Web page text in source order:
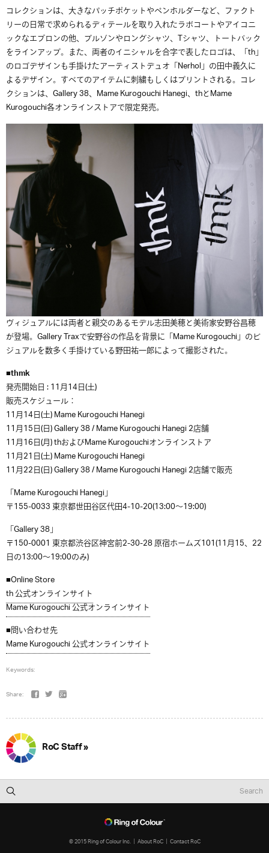
コレクションは、大きなパッチポケットやペンホルダーなど、ファクト
リーの日常で求められるディテールを取り入れたラボコートやアイコニ
ックなエプロンの他、ブルゾンやロングシャツ、Tシャツ、トートバック
をラインアップ。また、両者のイニシャルを合字で表したロゴは、「th」
のロゴデザインも手掛けたアーティストデュオ「Nerhol」の田中義久に
よるデザイン。すべてのアイテムに刺繍もしくはプリントされる。コレ
クションは、Gallery 38、Mame Kurogouchi Hanegi、thとMame
Kurogouchi各オンラインストアで限定発売。
ヴィジュアルには両者と親交のあるモデル志田美穂と美術家安野谷昌穂
が登場。Gallery Traxで安野谷の作品を背景に「Mame Kurogouchi」のビ
ジュアルを数多く手掛けている野田祐一郎によって撮影された。
■thmk
発売開始日 : 11月14日(土)
販売スケジュール：
11月14日(土) Mame Kurogouchi Hanegi
11月15日(日) Gallery 38 / Mame Kurogouchi Hanegi 2店舗
11月16日(月) thおよびMame Kurogouchiオンラインストア
11月21日(土) Mame Kurogouchi Hanegi
11月22日(日) Gallery 38 / Mame Kurogouchi Hanegi 2店舗で販売
「Mame Kurogouchi Hanegi」
〒155-0033 東京都世田谷区代田4-10-20(13:00〜19:00)
「Gallery 38」
〒150-0001 東京都渋谷区神宮前2-30-28 原宿ホームズ101(11月15、22
日の13:00〜19:00のみ)
■Online Store
th 公式オンラインサイト
Mame Kurogouchi 公式オンラインサイト
■問い合わせ先
Mame Kurogouchi 公式オンラインサイト
Keywords:
Share:
RoC Staff »
© 2015 Ring of Colour Inc. About RoC Contact RoC